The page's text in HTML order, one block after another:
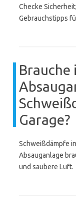
Checke
Gebrauchstipps
Brauche
Garage?
Schweißdämpfe
Absauganlage
und saubere Luft.